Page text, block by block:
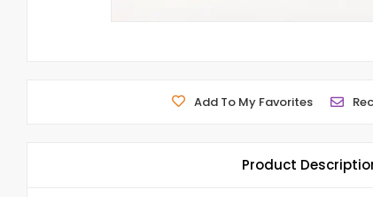
Add To My Favorites
Product